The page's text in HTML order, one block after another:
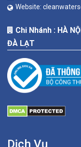
Website:
Chi Nhánh : HÀ
ĐÀ LẠT
Dịch Vụ